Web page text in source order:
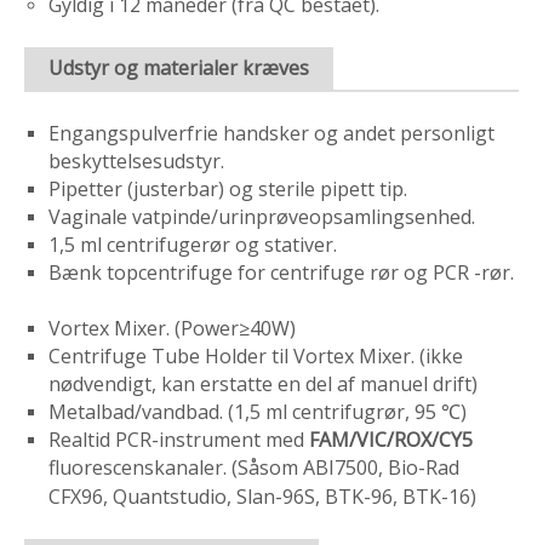
Udstyr og materialer kræves
Engangspulverfrie handsker og andet personligt
beskyttelsesudstyr.
Pipetter (justerbar) og sterile pipett tip.
Vaginale vatpinde/urinprøveopsamlingsenhed.
1,5 ml centrifugerør og stativer.
Bænk topcentrifuge for centrifuge rør og PCR -rør.
Vortex Mixer. (Power≥40W)
Centrifuge Tube Holder til Vortex Mixer. (ikke
nødvendigt, kan erstatte en del af manuel drift)
Metalbad/vandbad. (1,5 ml centrifugrør, 95 ℃)
Realtid PCR-instrument med FAM/VIC/ROX/CY5
fluorescenskanaler. (Såsom ABI7500, Bio-Rad
CFX96, Quantstudio, Slan-96S, BTK-96, BTK-16)